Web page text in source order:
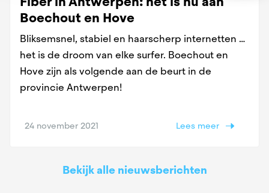
Boechout en Hove
Bliksemsnel, stabiel en haarscherp internetten …
het is de droom van elke surfer. Boechout en
Hove zijn als volgende aan de beurt in de
provincie Antwerpen!
24 november 2021 Lees meer
Bekijk alle nieuwsberichten